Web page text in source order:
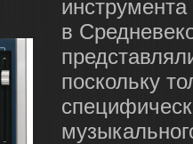
в
поскольку